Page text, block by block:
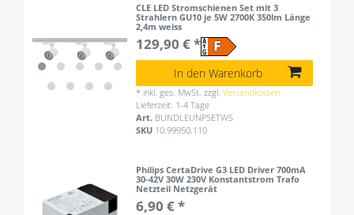
CLE LED Stromschienen Set mit 3
Strahlern GU10 je 5W 2700K 350lm Länge
2,4m weiss
129,90 € *
In den Warenkorb
* inkl. ges. MwSt. zzgl.Versandkosten
Lieferzeit: 1-4 Tage
Art. BUNDLEUNPSETWS
SKU 10.99950.110
Philips CertaDrive G3 LED Driver 700mA
30-42V 30W 230V Konstantstrom Trafo
Netzteil Netzgerät
6,90 € *